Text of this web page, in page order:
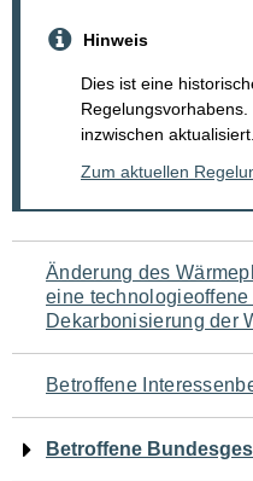
Hinweis
Dies ist eine
inzwischen aktualisiert.
Zum aktuellen
Navigation
für
den
Seiteninhalt
Änderung des
eine
Dekarbonisierung der
Betroffene
Betroffene